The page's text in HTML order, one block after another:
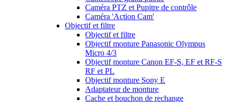
Caméra PTZ et Pupitre de contrôle
Caméra 'Action Cam'
Objectif et filtre
Objectif et filtre
Objectif monture Panasonic Olympus
Micro 4/3
Objectif monture Canon EF-S, EF et RF-S
RF et PL
Objectif monture Sony E
Adaptateur de monture
Cache et bouchon de rechange